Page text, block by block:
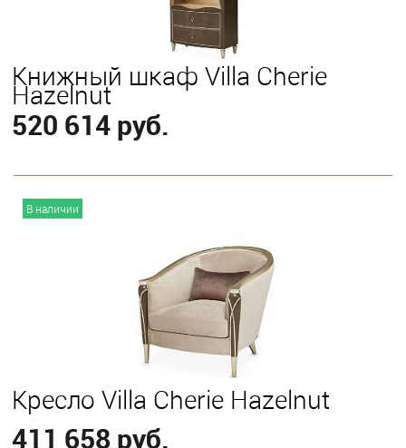
Книжный шкаф Villa Cherie
Hazelnut
520 614 руб.
В наличии
Кресло Villa Cherie Hazelnut
411 658 руб.